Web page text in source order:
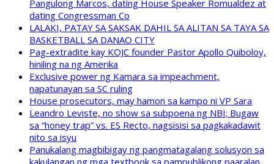
Pangulong Marcos, dating House Speaker Romualdez at
dating Congressman Co
LALAKI, PATAY SA SAKSAK DAHIL SA ALITAN SA TAYA SA
BASKETBALL SA DANAO CITY
Pag-extradite kay KOJC founder Pastor Apollo Quiboloy,
hiniling na ng Amerika
Exclusive power ng Kamara sa impeachment,
napatunayan sa SC ruling
House prosecutors, may hamon sa kampo ni VP Sara
Leandro Leviste, no show sa subpoena ng NBI; Bugaw
sa “honey trap” vs. ES Recto, nagsisisi sa pagkakadawit
nito sa isyu
Panukalang magbibigay ng pangmatagalang solusyon sa
kakulangan ng mga textbook sa pampublikong paaralan,